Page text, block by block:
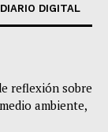
DIARIO DIGITAL
reflexión sobre
ambiente,